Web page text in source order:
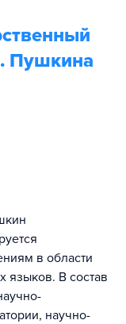
Пушкина
в области
языков. В состав
научно-